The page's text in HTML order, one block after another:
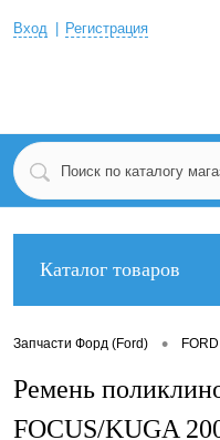
Вход Регистрация
Каталог товаров
Запчасти Форд (Ford) •
Ремень
FOCUS/KUGA